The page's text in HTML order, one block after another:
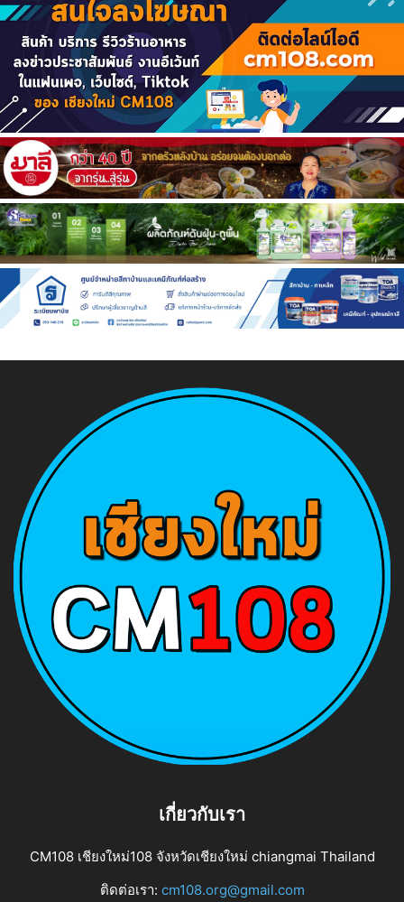
เกี่ยวกับเรา
CM108 เชียงใหม่108 จังหวัดเชียงใหม่ chiangmai Thailand
ติดต่อเรา: cm108.org@gmail.com